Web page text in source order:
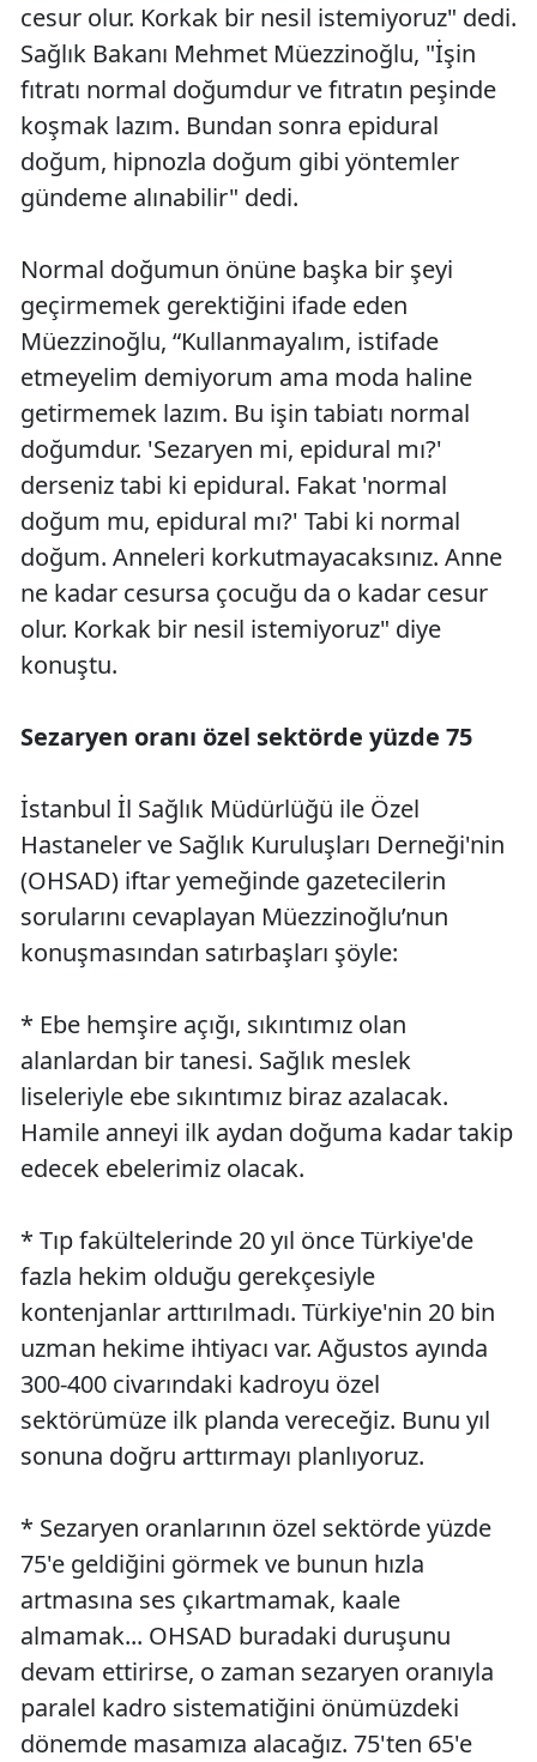
cesur olur. Korkak bir nesil istemiyoruz" dedi.
Sağlık Bakanı Mehmet Müezzinoğlu, "İşin
fıtratı normal doğumdur ve fıtratın peşinde
koşmak lazım. Bundan sonra epidural
doğum, hipnozla doğum gibi yöntemler
gündeme alınabilir" dedi.
Normal doğumun önüne başka bir şeyi
geçirmemek gerektiğini ifade eden
Müezzinoğlu, “Kullanmayalım, istifade
etmeyelim demiyorum ama moda haline
getirmemek lazım. Bu işin tabiatı normal
doğumdur. 'Sezaryen mi, epidural mı?'
derseniz tabi ki epidural. Fakat 'normal
doğum mu, epidural mı?' Tabi ki normal
doğum. Anneleri korkutmayacaksınız. Anne
ne kadar cesursa çocuğu da o kadar cesur
olur. Korkak bir nesil istemiyoruz" diye
konuştu.
Sezaryen oranı özel sektörde yüzde 75
İstanbul İl Sağlık Müdürlüğü ile Özel
Hastaneler ve Sağlık Kuruluşları Derneği'nin
(OHSAD) iftar yemeğinde gazetecilerin
sorularını cevaplayan Müezzinoğlu’nun
konuşmasından satırbaşları şöyle:
* Ebe hemşire açığı, sıkıntımız olan
alanlardan bir tanesi. Sağlık meslek
liseleriyle ebe sıkıntımız biraz azalacak.
Hamile anneyi ilk aydan doğuma kadar takip
edecek ebelerimiz olacak.
* Tıp fakültelerinde 20 yıl önce Türkiye'de
fazla hekim olduğu gerekçesiyle
kontenjanlar arttırılmadı. Türkiye'nin 20 bin
uzman hekime ihtiyacı var. Ağustos ayında
300-400 civarındaki kadroyu özel
sektörümüze ilk planda vereceğiz. Bunu yıl
sonuna doğru arttırmayı planlıyoruz.
* Sezaryen oranlarının özel sektörde yüzde
75'e geldiğini görmek ve bunun hızla
artmasına ses çıkartmamak, kaale
almamak... OHSAD buradaki duruşunu
devam ettirirse, o zaman sezaryen oranıyla
paralel kadro sistematiğini önümüzdeki
dönemde masamıza alacağız. 75'ten 65'e